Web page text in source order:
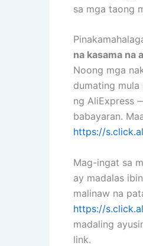
sa mga taong
na kasama na
Noong mga
dumating mula
ng AliExpress
babayaran.
https://
Mag-ingat sa
ay madalas
malinaw na
https://
madaling
link.